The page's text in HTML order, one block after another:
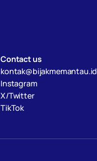
Contact us
kontak@bijakmemantau.id
Instagram
X/Twitter
TikTok